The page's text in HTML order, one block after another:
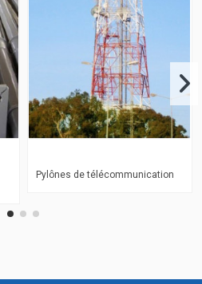
Pylônes de télécommunication